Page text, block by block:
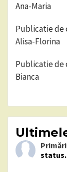
Ana-Maria
Publicatie de
Alisa-Florina
Publicatie de
Bianca
status.